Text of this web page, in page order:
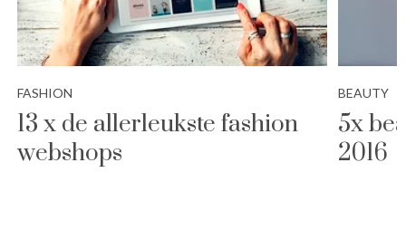
FASHION
13 x de allerleukste fashion
webshops
BEAUTY
5x
2016